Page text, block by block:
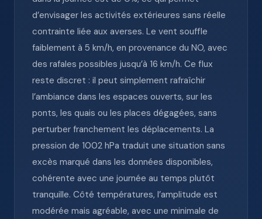
d’envisager les activités extérieures sans réelle
contrainte liée aux averses. Le vent souffle
faiblement à 5 km/h, en provenance du NO, avec
des rafales possibles jusqu’à 16 km/h. Ce flux
reste discret : il peut simplement rafraîchir
l’ambiance dans les espaces ouverts, sur les
ponts, les quais ou les places dégagées, sans
perturber franchement les déplacements. La
pression de 1002 hPa traduit une situation sans
excès marqué dans les données disponibles,
cohérente avec une journée au temps plutôt
tranquille. Côté températures, l’amplitude est
modérée mais agréable, avec une minimale de